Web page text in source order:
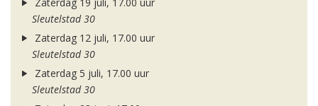
Zaterdag 19 juli, 17.00 uur
Sleutelstad 30
Zaterdag 12 juli, 17.00 uur
Sleutelstad 30
Zaterdag 5 juli, 17.00 uur
Sleutelstad 30